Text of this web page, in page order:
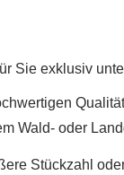
Sie exklusiv
Wald- oder
Stückzahl